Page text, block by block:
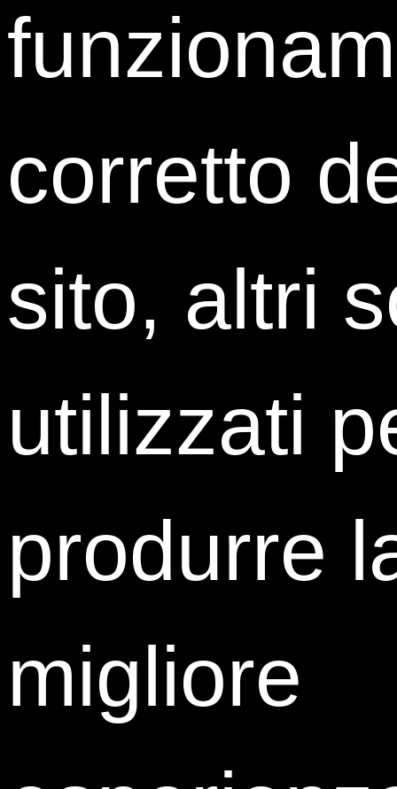
Senior Legal Advisor
YOURgroup
Mariarosaria Mirolla
corretto
sito, altri
utilizzati
produrre
migliore